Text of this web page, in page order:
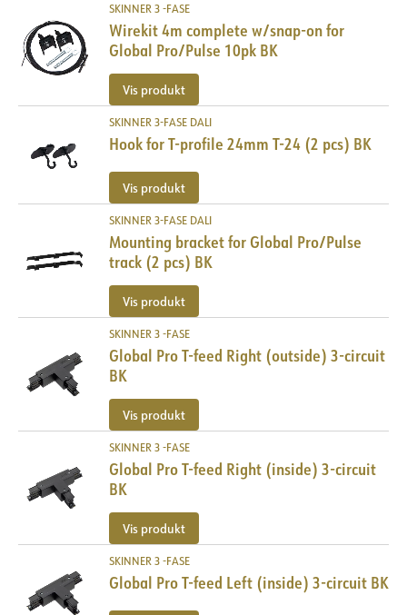
SKINNER 3 -FASE
Wirekit 4m complete w/snap-on for
Global Pro/Pulse 10pk BK
Vis produkt
SKINNER 3-FASE DALI
Hook for T-profile 24mm T-24 (2 pcs) BK
Vis produkt
SKINNER 3-FASE DALI
Mounting bracket for Global Pro/Pulse
track (2 pcs) BK
Vis produkt
SKINNER 3 -FASE
Global Pro T-feed Right (outside) 3-circuit
BK
Vis produkt
SKINNER 3 -FASE
Global Pro T-feed Right (inside) 3-circuit
BK
Vis produkt
SKINNER 3 -FASE
Global Pro T-feed Left (inside) 3-circuit BK